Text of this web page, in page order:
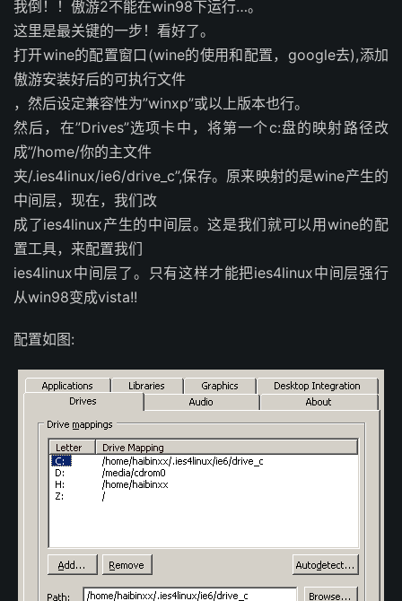
我倒！！傲游2不能在win98下运行…。
这里是最关键的一步！看好了。
打开wine的配置窗口(wine的使用和配置，google去),添加
傲游安装好后的可执行文件
，然后设定兼容性为”winxp”或以上版本也行。
然后，在”Drives”选项卡中，将第一个c:盘的映射路径改
成”/home/你的主文件
夹/.ies4linux/ie6/drive_c”,保存。原来映射的是wine产生的
中间层，现在，我们改
成了ies4linux产生的中间层。这是我们就可以用wine的配
置工具，来配置我们
ies4linux中间层了。只有这样才能把ies4linux中间层强行
从win98变成vista!!
配置如图: